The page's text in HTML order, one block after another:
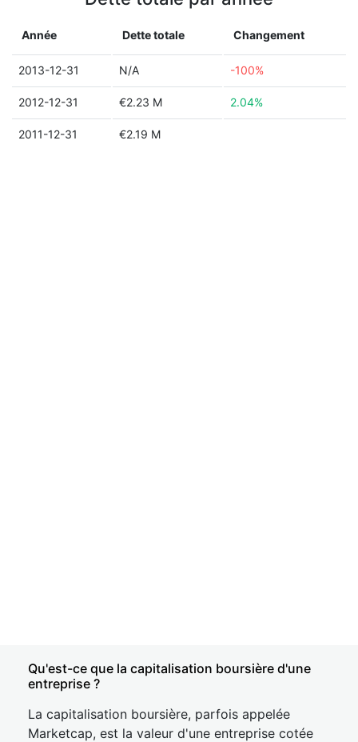
Année Dette totale Changement
2013-12-31 N/A -100%
2012-12-31 €2.23 M 2.04%
2011-12-31 €2.19 M
Qu'est-ce que la capitalisation boursière d'une
entreprise ?
La capitalisation boursière, parfois appelée
Marketcap, est la valeur d'une entreprise cotée